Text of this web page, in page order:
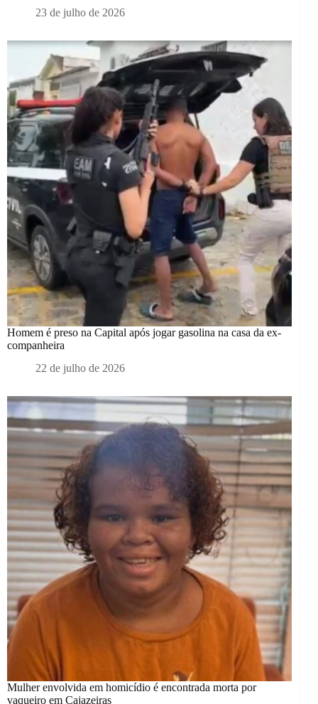
23 de julho de 2026
Homem é preso na Capital após jogar gasolina na casa da ex-
companheira
22 de julho de 2026
Mulher envolvida em homicídio é encontrada morta por
vaqueiro em Cajazeiras